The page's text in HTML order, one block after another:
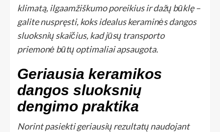
klimatą, ilgaamžiškumo poreikius ir dažų būklę –
galite nuspręsti, koks idealus keraminės dangos
sluoksnių skaičius, kad jūsų transporto
priemonė būtų optimaliai apsaugota.
Geriausia keramikos
dangos sluoksnių
dengimo praktika
Norint pasiekti geriausių rezultatų naudojant